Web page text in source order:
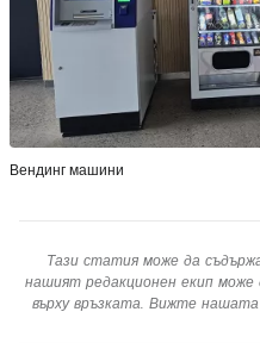
Вендинг машини
Тази статия може да
нашият редакционен екип може
върху връзката. Вижте